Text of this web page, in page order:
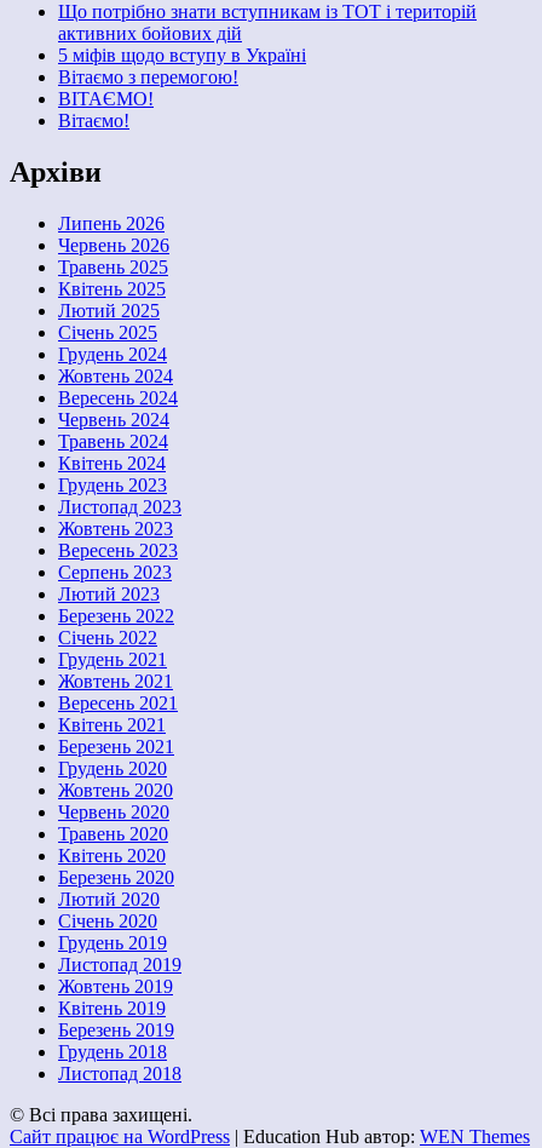
Що потрібно знати вступникам із ТОТ і територій
активних бойових дій
5 міфів щодо вступу в Україні
Вітаємо з перемогою!
ВІТАЄМО!
Вітаємо!
Архіви
Липень 2026
Червень 2026
Травень 2025
Квітень 2025
Лютий 2025
Січень 2025
Грудень 2024
Жовтень 2024
Вересень 2024
Червень 2024
Травень 2024
Квітень 2024
Грудень 2023
Листопад 2023
Жовтень 2023
Вересень 2023
Серпень 2023
Лютий 2023
Березень 2022
Січень 2022
Грудень 2021
Жовтень 2021
Вересень 2021
Квітень 2021
Березень 2021
Грудень 2020
Жовтень 2020
Червень 2020
Травень 2020
Квітень 2020
Березень 2020
Лютий 2020
Січень 2020
Грудень 2019
Листопад 2019
Жовтень 2019
Квітень 2019
Березень 2019
Грудень 2018
Листопад 2018
© Всі права захищені.
Сайт працює на WordPress | Education Hub автор: WEN Themes